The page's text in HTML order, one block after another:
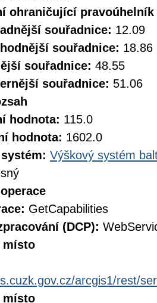
ohraničující pravoúhelník
souřadnice: 12.09
souřadnice: 18.86
souřadnice: 48.55
souřadnice: 51.06
hodnota: 115.0
hodnota: 1602.0
Výškový systém
GetCapabilities
(DCP):
místo
arcgis1/rest/
místo